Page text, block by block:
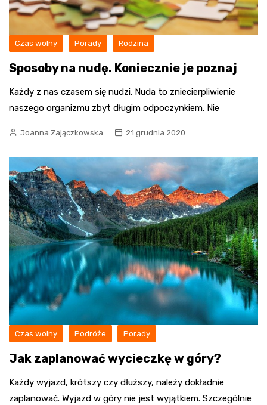
Czas wolny Porady Rodzina
Sposoby na nudę. Koniecznie je poznaj
Każdy z nas czasem się nudzi. Nuda to zniecierpliwienie
naszego organizmu zbyt długim odpoczynkiem. Nie
Joanna Zajączkowska 21 grudnia 2020
Czas wolny Podróże Porady
Jak zaplanować wycieczkę w góry?
Każdy wyjazd, krótszy czy dłuższy, należy dokładnie
zaplanować. Wyjazd w góry nie jest wyjątkiem. Szczególnie